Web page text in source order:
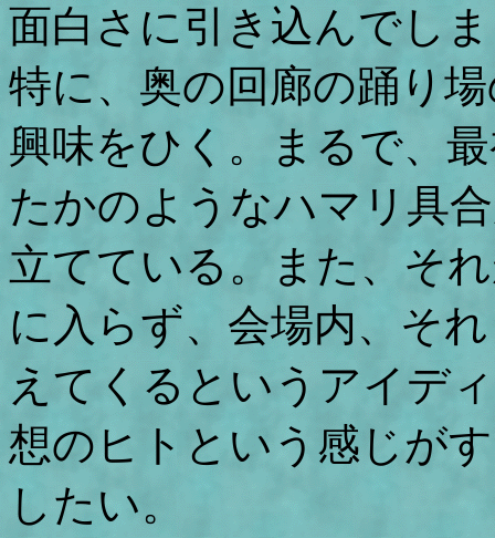
面白さに引き込んでし
特に、奥の回廊の踊り
興味をひく。まるで、
たかのようなハマリ具
立てている。また、そ
に入らず、会場内、そ
えてくるというアイデ
想のヒトという感じが
したい。